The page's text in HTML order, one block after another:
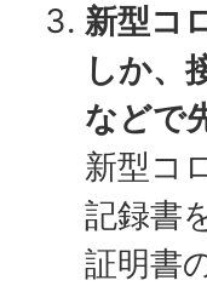
新型コ
しか、
などで
新型コ
記録書
証明書